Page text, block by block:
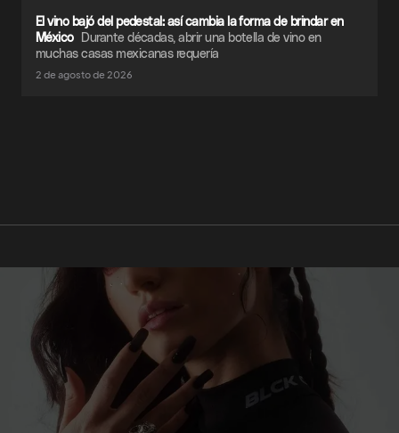
El vino bajó del pedestal: así cambia la forma de brindar en
México Durante décadas, abrir una botella de vino en
muchas casas mexicanas requería
2 de agosto de 2026